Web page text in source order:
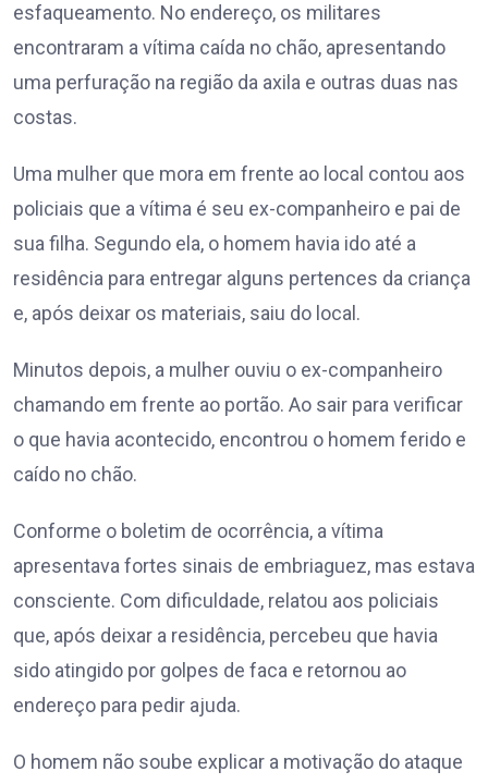
esfaqueamento. No endereço, os militares
encontraram a vítima caída no chão, apresentando
uma perfuração na região da axila e outras duas nas
costas.
Uma mulher que mora em frente ao local contou aos
policiais que a vítima é seu ex-companheiro e pai de
sua filha. Segundo ela, o homem havia ido até a
residência para entregar alguns pertences da criança
e, após deixar os materiais, saiu do local.
Minutos depois, a mulher ouviu o ex-companheiro
chamando em frente ao portão. Ao sair para verificar
o que havia acontecido, encontrou o homem ferido e
caído no chão.
Conforme o boletim de ocorrência, a vítima
apresentava fortes sinais de embriaguez, mas estava
consciente. Com dificuldade, relatou aos policiais
que, após deixar a residência, percebeu que havia
sido atingido por golpes de faca e retornou ao
endereço para pedir ajuda.
O homem não soube explicar a motivação do ataque